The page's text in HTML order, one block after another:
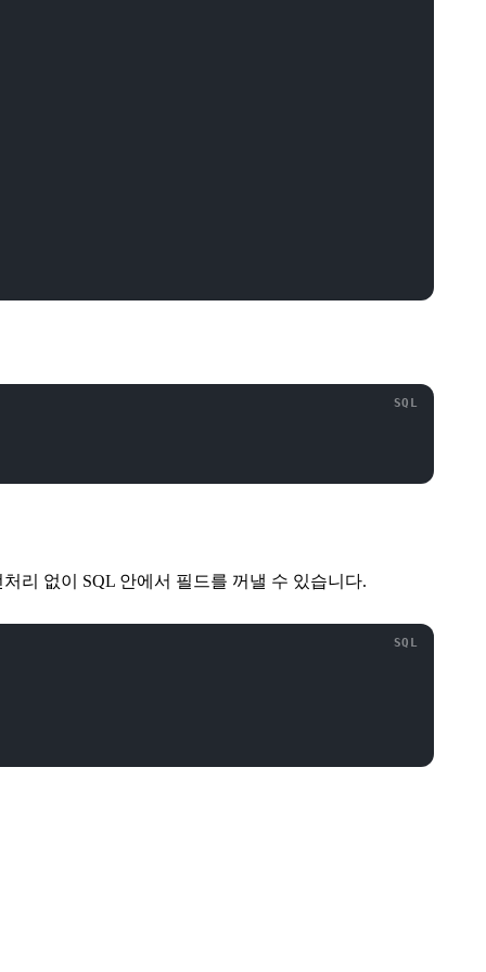
리 없이 SQL 안에서 필드를 꺼낼 수 있습니다.